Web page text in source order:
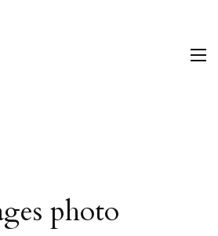
photo